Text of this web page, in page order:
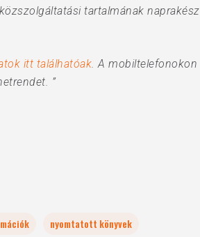
tartalmának naprakész
itt találhatóak. A mobiltelefonokon
”
nyomtatott könyvek